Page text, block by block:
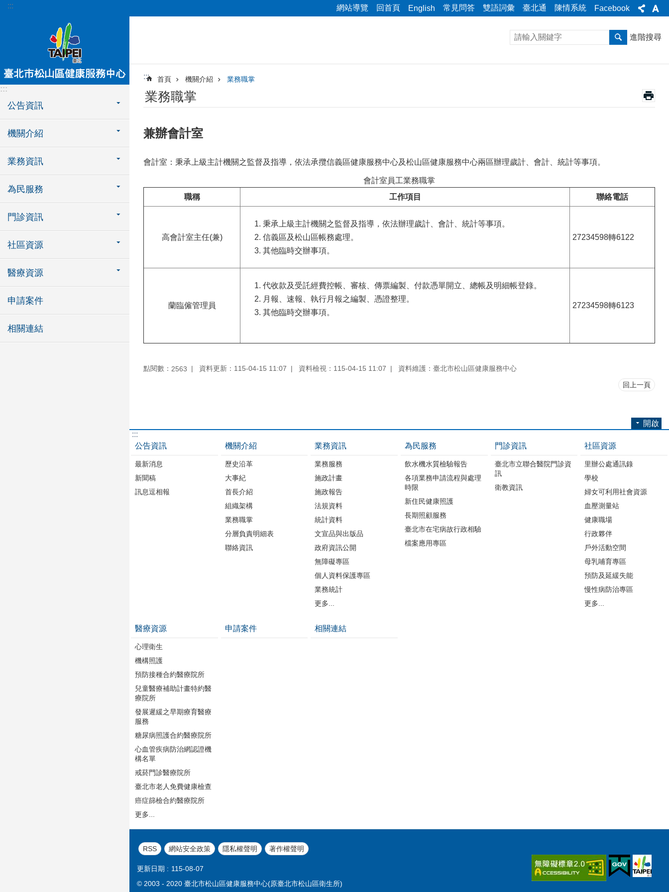
跳到主要內容區塊
::: 網站導覽 回首頁 English 常見問答 雙語詞彙 臺北通 陳情系統 Facebook
:::
公告資訊
機關介紹
業務資訊
為民服務
門診資訊
社區資源
醫療資源
申請案件
相關連結
進階搜尋
::: 首頁 機關介紹 業務職掌
業務職掌
兼辦會計室
會計室：秉承上級主計機關之監督及指導，依法承攬信義區健康服務中心及松山區健康服務中心兩區辦理歲計、會計、統計等事項。
職稱 工作項目 聯絡電話
會計室員工業務職掌
高會計室主任(兼)
秉承上級主計機關之監督及指導，依法辦理歲計、會計、統計等事項。
信義區及松山區帳務處理。
其他臨時交辦事項。
27234598轉6122
蘭臨僱管理員
代收款及受託經費控帳、審核、傳票編製、付款憑單開立、總帳及明細帳登錄。
月報、速報、執行月報之編製、憑證整理。
其他臨時交辦事項。
27234598轉6123
點閱數： 2563 資料更新：115-04-15 11:07 資料檢視：115-04-15 11:07 資料維護：臺北市松山區健康服務中心
回上一頁
開啟
:::
公告資訊
最新消息
新聞稿
訊息逗相報
機關介紹
歷史沿革
大事紀
首長介紹
組織架構
業務職掌
分層負責明細表
聯絡資訊
業務資訊
業務服務
施政計畫
施政報告
法規資料
統計資料
文宣品與出版品
政府資訊公開
無障礙專區
個人資料保護專區
業務統計
更多...
為民服務
飲水機水質檢驗報告
各項業務申請流程與處理
時限
新住民健康照護
長期照顧服務
臺北市在宅病故行政相驗
檔案應用專區
門診資訊
臺北市立聯合醫院門診資
訊
衛教資訊
社區資源
里辦公處通訊錄
學校
婦女可利用社會資源
血壓測量站
健康職場
行政夥伴
戶外活動空間
母乳哺育專區
預防及延緩失能
慢性病防治專區
更多...
醫療資源
心理衛生
機構照護
預防接種合約醫療院所
兒童醫療補助計畫特約醫
療院所
發展遲緩之早期療育醫療
服務
糖尿病照護合約醫療院所
心血管疾病防治網認證機
構名單
戒菸門診醫療院所
臺北市老人免費健康檢查
癌症篩檢合約醫療院所
更多...
申請案件 相關連結
RSS 網站安全政策 隱私權聲明 著作權聲明
更新日期
115-08-07
© 2003 - 2020 臺北市松山區健康服務中心(原臺北市松山區衛生所)